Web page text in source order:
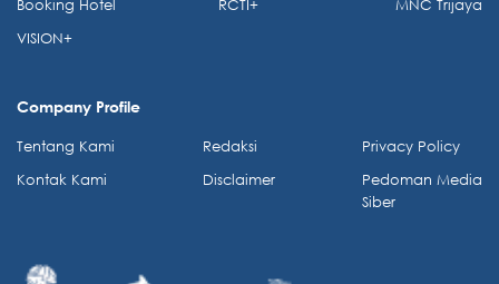
Booking Hotel
VISION+
RCTI+
MNC Trijaya
Company Profile
Tentang Kami
Kontak Kami
Redaksi
Disclaimer
Privacy Policy
Pedoman Media
Siber